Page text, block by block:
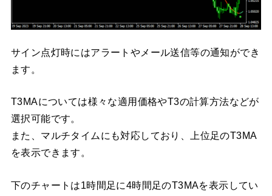
サイン点灯時にはアラートやメール送信等の通知ができ
ます。
T3MAについては様々な適用価格やT3の計算方法などが
選択可能です。
また、マルチタイムにも対応しており、上位足のT3MA
を表示できます。
下のチャートは1時間足に4時間足のT3MAを表示してい